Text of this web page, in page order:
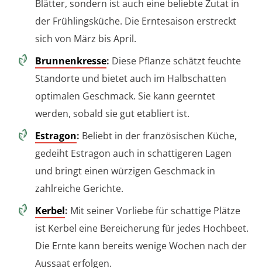
Blätter, sondern ist auch eine beliebte Zutat in
der Frühlingsküche. Die Erntesaison erstreckt
sich von März bis April.
Brunnenkresse: Diese Pflanze schätzt feuchte
Standorte und bietet auch im Halbschatten
optimalen Geschmack. Sie kann geerntet
werden, sobald sie gut etabliert ist.
Estragon: Beliebt in der französischen Küche,
gedeiht Estragon auch in schattigeren Lagen
und bringt einen würzigen Geschmack in
zahlreiche Gerichte.
Kerbel: Mit seiner Vorliebe für schattige Plätze
ist Kerbel eine Bereicherung für jedes Hochbeet.
Die Ernte kann bereits wenige Wochen nach der
Aussaat erfolgen.